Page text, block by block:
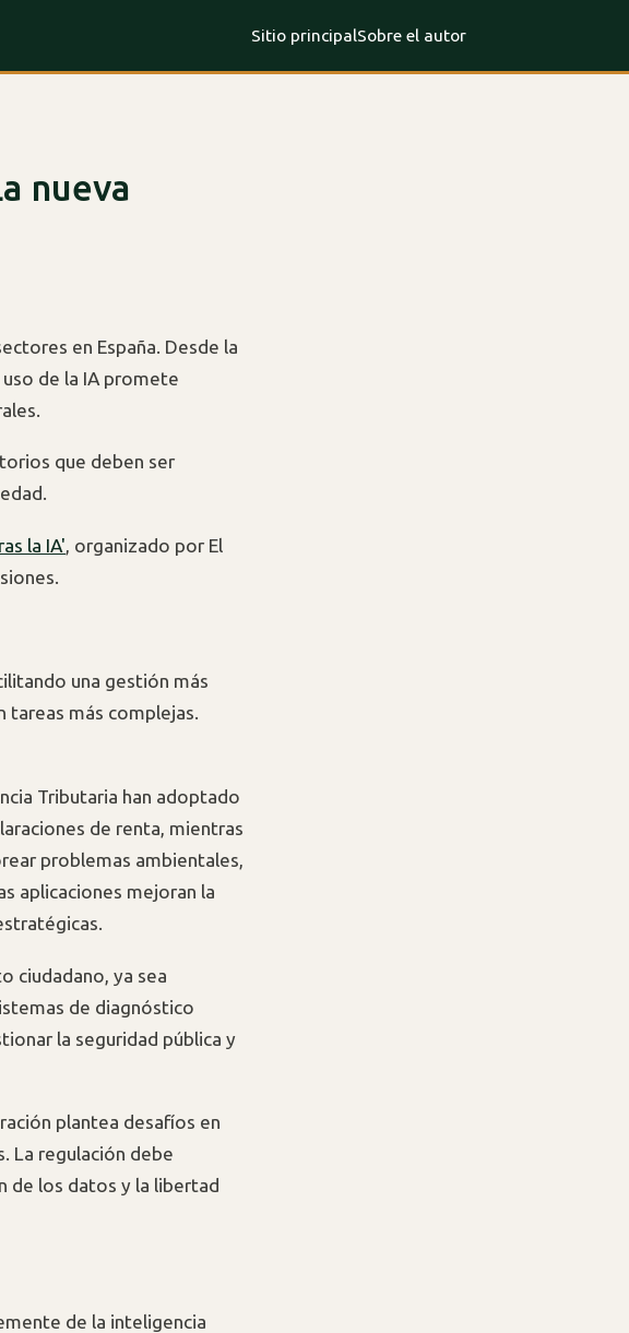
Sitio principalSobre el autor
nueva
en España. Desde la
de la IA promete
que deben ser
la IA', organizado por El
una gestión más
más complejas.
Tributaria han adoptado
de renta, mientras
problemas ambientales,
aplicaciones mejoran la
ciudadano, ya sea
de diagnóstico
la seguridad pública y
plantea desafíos en
La regulación debe
de los datos y la libertad
de la inteligencia